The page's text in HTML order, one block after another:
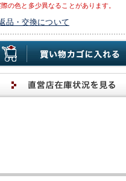
の色と多少異なることがあります。
品・交換について